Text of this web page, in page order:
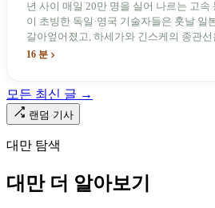
년 사이 매일 20만 명을 실어 나르는 고
이 초빙한 독일·영국 기술자들은 훗날 일
갈아엎어졌고, 하세가와 긴스케의 종관
이름과 번호가 바뀌었다. 세대마다 앞선
다. 마침내 푸유마·타로코 세대에 이르러
로 위에 깔렸다.
16 분
모든 최신 글 →
랜덤 기사
대만 탐색
대만 더 알아보기